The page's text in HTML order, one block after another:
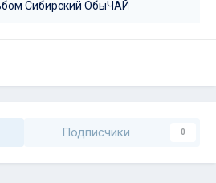
Сибирский ОбыЧАЙ
Подписчики 0